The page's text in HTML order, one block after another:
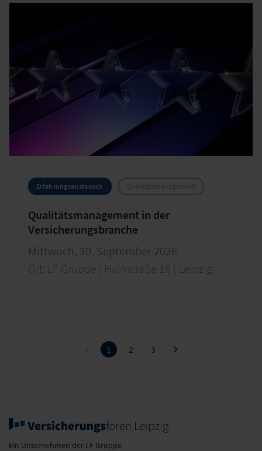
Ansätze müssen gut integriert werden. Nur so
Erfahrungsaustausch
Qualitätsmanagement in der
Versicherungsbranche
Mittwoch, 30. September 2026
Ort: LF Gruppe | Hainstraße 16 | Leipzig
1 2 3
Ein Unternehmen der LF Gruppe